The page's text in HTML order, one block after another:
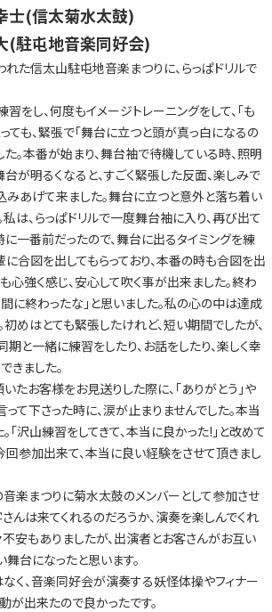
士(信太菊水太鼓)
駐屯地音楽同好会)
た信太山駐屯地音楽まつりに、らっぱドリルで
をし、何度もイメージトレーニングをして、「も
ても、緊張で「舞台に立つと頭が真っ白になるの
。本番が始まり、舞台袖で待機している時、照明
が明るくなると、すごく緊張した反面、楽しみで
みあげて来ました。舞台に立つと意外と落ち着い
は、らっぱドリルで一度舞台袖に入り、再び出て
一番前だったので、舞台に出るタイミングを練
合図を出してもらっており、本番の時も合図を出
心強く感じ、安心して吹く事が出来ました。終わ
に終わったな」と思いました。私の心の中は達成
めはとても緊張したけれど、短い期間でしたが、
と一緒に練習をしたり、お話をしたり、楽しく幸
きました。
たお客様をお見送りした際に、「ありがとう」や
って下さった時に、涙が止まりませんでした。本当
「沢山練習をしてきて、本当に良かった!」と改めて
回参加出来て、本当に良い経験をさせて頂きまし
楽まつりに菊水太鼓のメンバーとして参加させ
んは来てくれるのだろうか、演奏を楽しんでくれ
安もありましたが、出演者とお客さんがお互い
台になったと思います。
く、音楽同好会が演奏する妖怪体操やフィナー
が出来たので良かったです。